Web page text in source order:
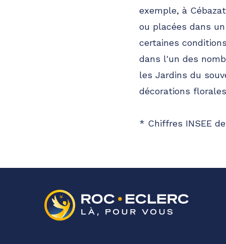
exemple, à
ou placées dans
certaines
dans l'un des
les Jardins du
décorations
* Chiffres INSEE